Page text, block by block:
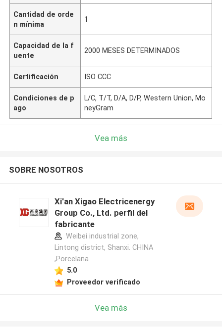
Cantidad de orde
n mínima
1
Capacidad de la f
uente
2000 MESES DETERMINADOS
Certificación ISO CCC
Condiciones de p
ago
L/C, T/T, D/A, D/P, Western Union, Mo
neyGram
Vea más
SOBRE NOSOTROS
Xi'an Xigao Electricenergy
Group Co., Ltd. perfil del
fabricante
Weibei industrial zone,
Lintong district, Shanxi. CHINA
,Porcelana
5.0
Proveedor verificado
Vea más